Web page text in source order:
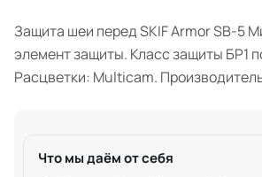
Защита шеи перед SKIF Armor SB-5
элемент защиты. Класс защиты БР1
Расцветки: Multicam.
Что мы даём от себя